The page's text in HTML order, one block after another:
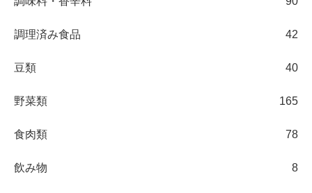
調理済み食品 42
豆類 40
野菜類 165
食肉類 78
飲み物 8